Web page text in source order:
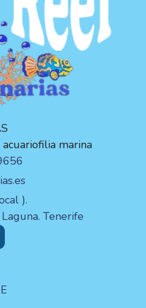
marina
).
Tenerife